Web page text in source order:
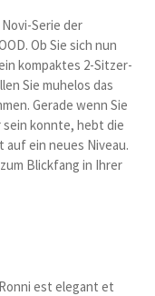
Serie der
Ob Sie sich nun
kompaktes 2-Sitzer-
Sie muhelos das
Gerade wenn Sie
konnte, hebt die
ein neues Niveau.
Blickfang in Ihrer
est elegant et